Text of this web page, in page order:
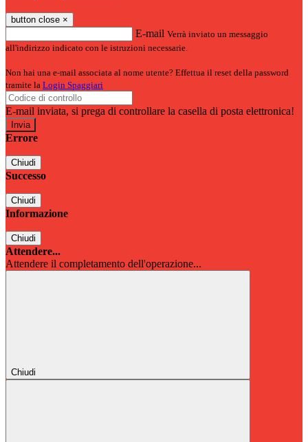
button close ×
E-mail Verrà inviato un messaggio
all'indirizzo indicato con le istruzioni necessarie.
Non hai una e-mail associata al nome utente? Effettua il reset della password
tramite la Login Spaggiari
E-mail inviata, si prega di controllare la casella di posta elettronica!
Errore
Chiudi
Successo
Chiudi
Informazione
Chiudi
Attendere...
Attendere il completamento dell'operazione...
Chiudi